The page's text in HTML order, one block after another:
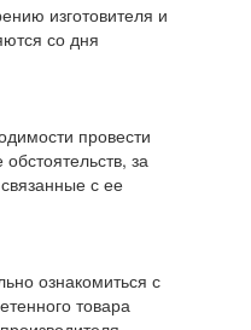
изготовителя и
со дня
провести
за
с ее
ознакомиться с
товара